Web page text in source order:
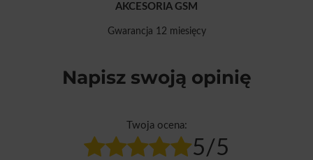
AKCESORIA GSM
Gwarancja 12 miesięcy
Napisz swoją opinię
Twoja ocena:
5/5